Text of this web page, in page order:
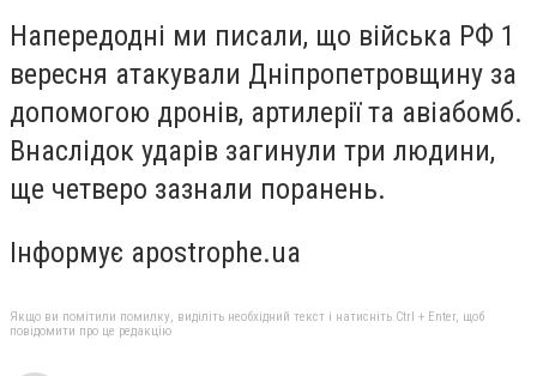
Напередодні ми писали, що війська РФ 1
вересня атакували Дніпропетровщину за
допомогою дронів, артилерії та авіабомб.
Внаслідок ударів загинули три людини,
ще четверо зазнали поранень.
Інформує apostrophe.ua
Якщо ви помітили помилку, виділіть необхідний текст і натисніть Ctrl + Enter, щоб
повідомити про це редакцію